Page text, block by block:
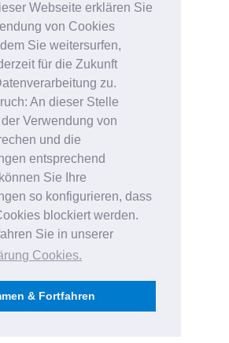
Webseite erklären Sie
von Cookies
Sie weitersurfen,
für die Zukunft
zu.
An dieser Stelle
Verwendung von
und die
entsprechend
Sie Ihre
so konfigurieren, dass
blockiert werden.
Sie in unserer
Cookies.
& Fortfahren